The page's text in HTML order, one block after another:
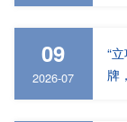
09
2026-07
“
牌